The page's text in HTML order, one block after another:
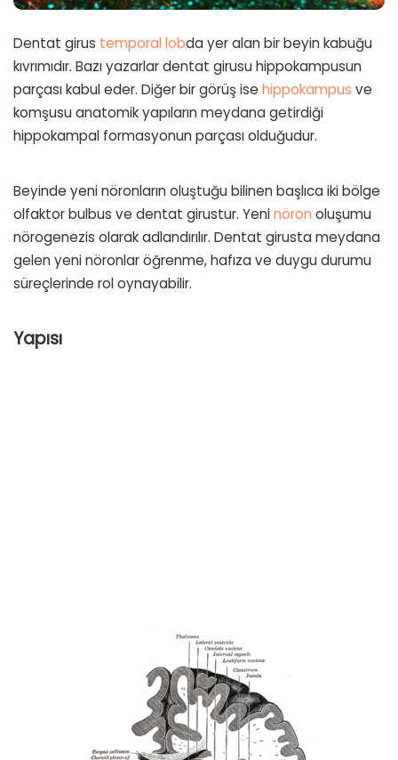
Dentat girus temporal lobda yer alan bir beyin kabuğu
kıvrımıdır. Bazı yazarlar dentat girusu hippokampusun
parçası kabul eder. Diğer bir görüş ise hippokampus ve
komşusu anatomik yapıların meydana getirdiği
hippokampal formasyonun parçası olduğudur.
Beyinde yeni nöronların oluştuğu bilinen başlıca iki bölge
olfaktor bulbus ve dentat girustur. Yeninöron oluşumu
nörogenezis olarak adlandırılır. Dentat girusta meydana
gelen yeni nöronlar öğrenme, hafıza ve duygu durumu
süreçlerinde rol oynayabilir.
Yapısı